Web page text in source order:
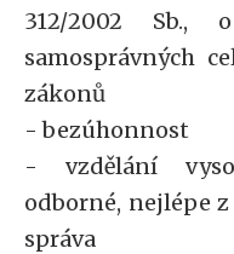
312/2002 Sb.,
samosprávných
zákonů
- bezúhonnost
- vzdělání
odborné, nejlépe
správa